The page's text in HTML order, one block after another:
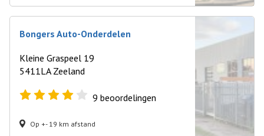
Bongers Auto-Onderdelen
Kleine Graspeel 19
5411LA Zeeland
9 beoordelingen
Op +- 19 km afstand